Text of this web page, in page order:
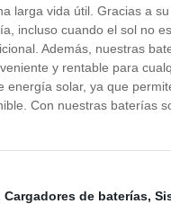
larga vida útil. Gracias a
incluso cuando el sol no
Además, nuestras
y rentable para
energía solar, ya que
Con nuestras baterías
Cargadores de baterías,